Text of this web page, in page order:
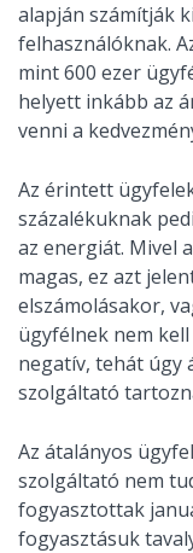
alapján számítják
felhasználóknak.
mint 600 ezer
helyett inkább az
venni a
Az érintett
százalékuknak
az energiát. Mivel
magas, ez azt
elszámolásakor,
ügyfélnek nem
negatív, tehát úgy
szolgáltató
Az átalányos
szolgáltató nem
fogyasztottak
fogyasztásuk